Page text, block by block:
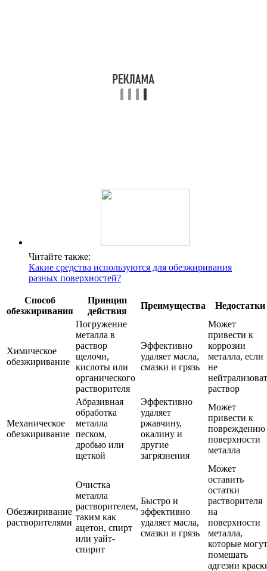
Читайте также:
Какие средства используются для обезжиривания
разных поверхностей?
Способ
обезжиривания
Принцип
действия
Преимущества Недостатки
Химическое
обезжиривание
Погружение
металла в
раствор
щелочи,
кислоты или
органического
растворителя
Эффективно
удаляет масла,
смазки и грязь
Может
привести к
коррозии
металла, если
не
раствор
Механическое
обезжиривание
Абразивная
обработка
металла
песком,
дробью или
щеткой
Эффективно
удаляет
ржавчину,
окалину и
другие
загрязнения
Может
привести к
повреждению
поверхности
металла
Обезжиривание
растворителями
Очистка
металла
растворителем,
таким как
ацетон, спирт
или уайт-
спирит
Быстро и
эффективно
удаляет масла,
смазки и грязь
Может
оставить
остатки
растворителя
на
поверхности
металла,
которые могут
помешать
адгезии